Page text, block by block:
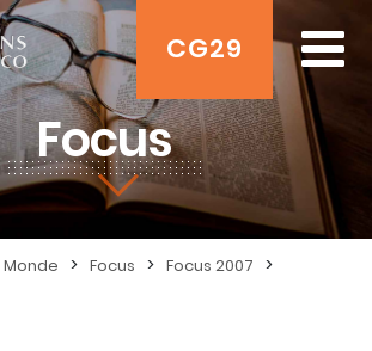
CG29
Focus
Monde > Focus > Focus 2007 >